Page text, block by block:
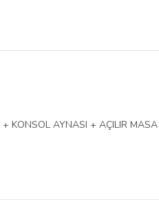
KONSOL AYNASI + AÇILIR